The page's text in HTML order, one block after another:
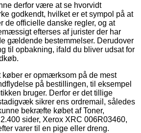
derfor være at se hvorvidt
godkendt, hvilket er et sympol på at
de officielle danske regler, og at
efterses af jurister der har
gældende bestemmelser. Derudover
til opbakning, ifald du bliver udsat for
køber er opmærksom på de mest
på bestillingen, til eksempel
bruger. Derfor er det tillige
sikrer ens ordremail, således
bekræfte købet af Toner,
sider, Xerox XRC 006R03460,
varer til en pige eller dreng.